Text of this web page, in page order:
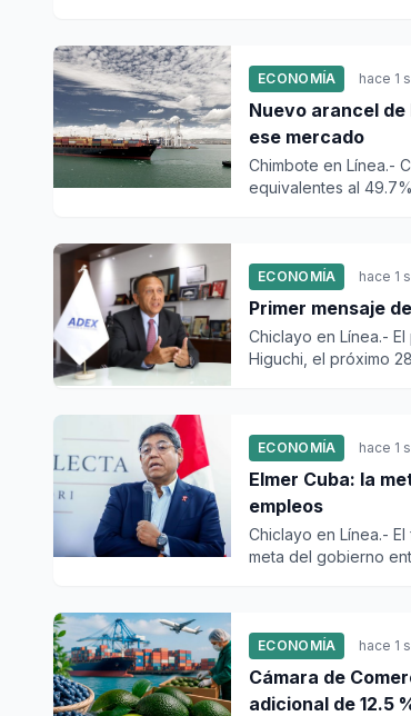
ECONOMÍA hace 1
Nuevo arancel
ese mercado
Chimbote en Línea.-
equivalentes al
ECONOMÍA hace 1
Primer mensaje
Chiclayo en Línea.-
Higuchi, el próximo
ECONOMÍA hace 1
Elmer Cuba: la
empleos
Chiclayo en Línea.-
meta del gobierno
ECONOMÍA hace 1
Cámara de
adicional de 12.5